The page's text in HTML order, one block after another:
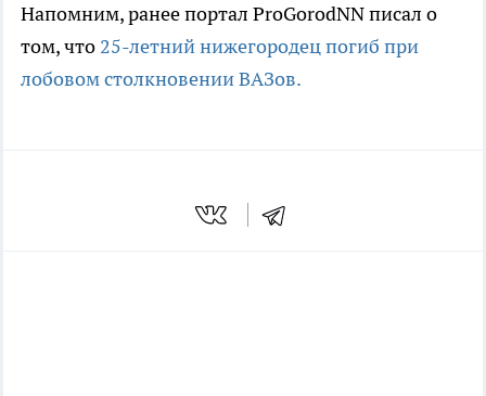
Напомним, ранее портал ProGorodNN писал о
том, что 25-летний нижегородец погиб при
лобовом столкновении ВАЗов.